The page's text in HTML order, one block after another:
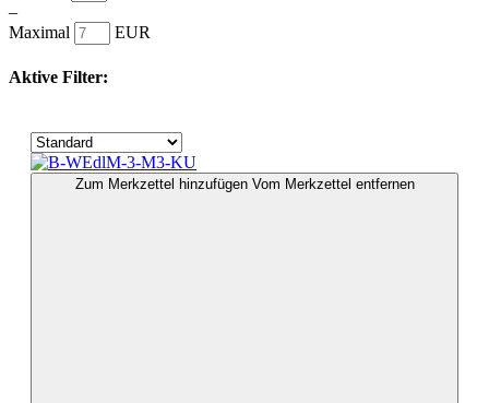
–
Maximal
EUR
Aktive Filter:
Zum Merkzettel hinzufügen Vom Merkzettel entfernen